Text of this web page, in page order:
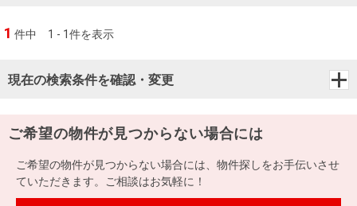
1 件中 1 - 1件を表示
現在の検索条件を確認・変更
ご希望の物件が見つからない場合には
ご希望の物件が見つからない場合には、物件探しをお手伝いさせ
ていただきます。ご相談はお気軽に！